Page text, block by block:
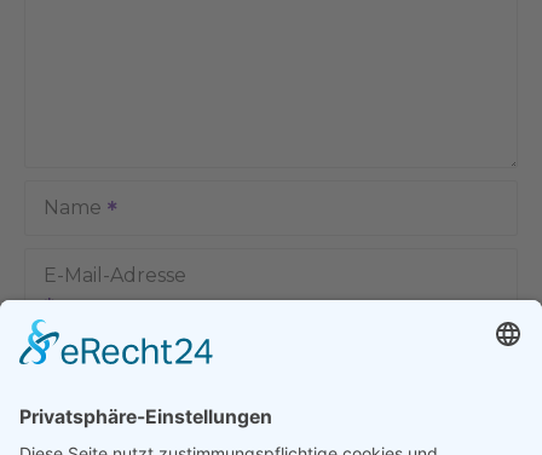
Name
E-Mail-Adresse
Name, E-Mail-Adresse und Website in diesem Browser für